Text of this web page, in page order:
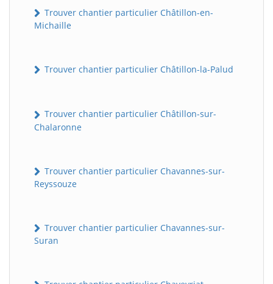
Trouver chantier particulier Châtillon-en-
Michaille
Trouver chantier particulier Châtillon-la-Palud
Trouver chantier particulier Châtillon-sur-
Chalaronne
Trouver chantier particulier Chavannes-sur-
Reyssouze
Trouver chantier particulier Chavannes-sur-
Suran